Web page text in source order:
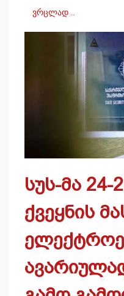
ვრცლად …
სუს-მა 24-
ქვეყნის